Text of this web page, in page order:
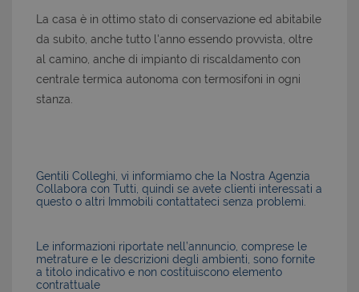
La casa è in ottimo stato di conservazione ed abitabile
da subito, anche tutto l'anno essendo provvista, oltre
al camino, anche di impianto di riscaldamento con
centrale termica autonoma con termosifoni in ogni
stanza.
Gentili Colleghi, vi informiamo che la Nostra Agenzia
Collabora con Tutti, quindi se avete clienti interessati a
questo o altri Immobili contattateci senza problemi.
Le informazioni riportate nell’annuncio, comprese le
metrature e le descrizioni degli ambienti, sono fornite
a titolo indicativo e non costituiscono elemento
contrattuale